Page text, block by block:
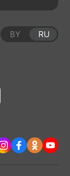
BY RU